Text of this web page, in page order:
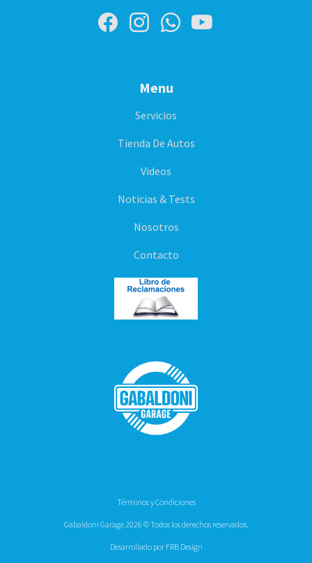
Menu
Servicios
Tienda De Autos
Videos
Noticias & Tests
Nosotros
Contacto
Términos y Condiciones
Gabaldoni Garage 2026 © Todos los derechos reservados.
Desarrollado por FRB Design